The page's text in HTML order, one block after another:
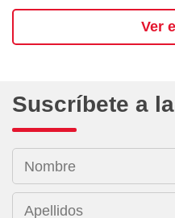
Ver
Suscríbete a
Nombre
Apellidos